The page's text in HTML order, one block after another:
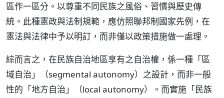
區作一區分。以尊重不同民族之風俗、習慣與歷史傳
統。此種憲政與法制規範，應仿照聯邦制國家先例，在
憲法與法律中予以明訂，而非僅以政策措施做一處理。
綜而言之，在民族自治地區享有之自治權，係一種「區
域自治」（segmental autonomy）之設計，而非一般
性的「地方自治」（local autonomy）。而實施「民族